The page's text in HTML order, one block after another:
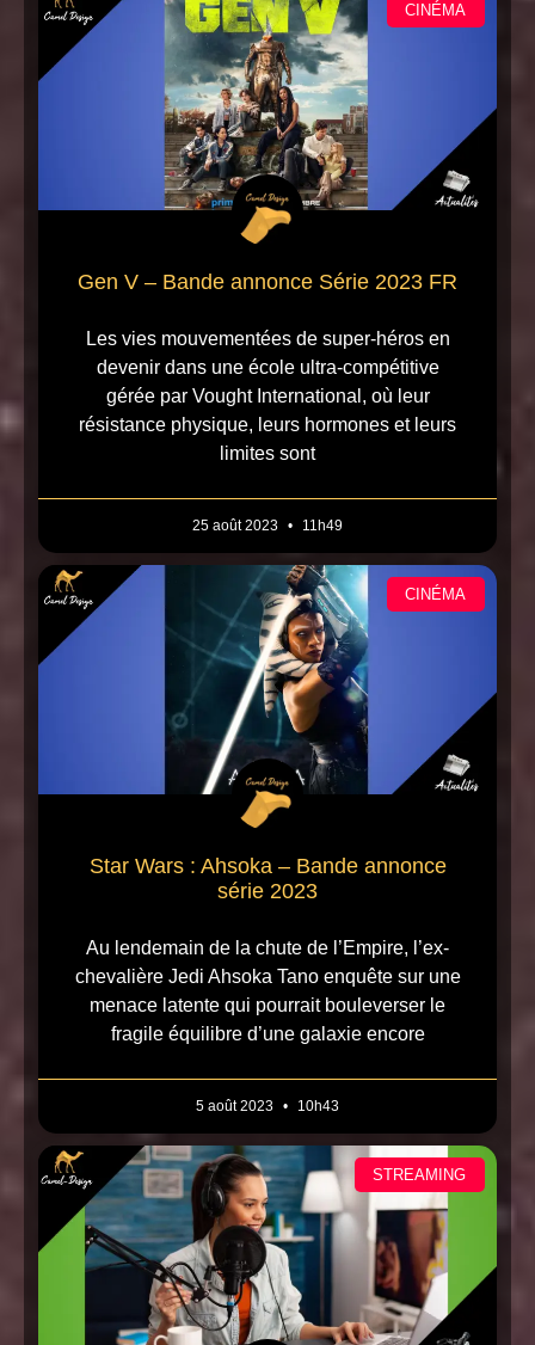
CINÉMA
Gen V – Bande annonce Série 2023 FR
Les vies mouvementées de super-héros en
devenir dans une école ultra-compétitive
gérée par Vought International, où leur
résistance physique, leurs hormones et leurs
limites sont
25 août 2023 11h49
CINÉMA
Star Wars : Ahsoka – Bande annonce
série 2023
Au lendemain de la chute de l’Empire, l’ex-
chevalière Jedi Ahsoka Tano enquête sur une
menace latente qui pourrait bouleverser le
fragile équilibre d’une galaxie encore
5 août 2023 10h43
STREAMING